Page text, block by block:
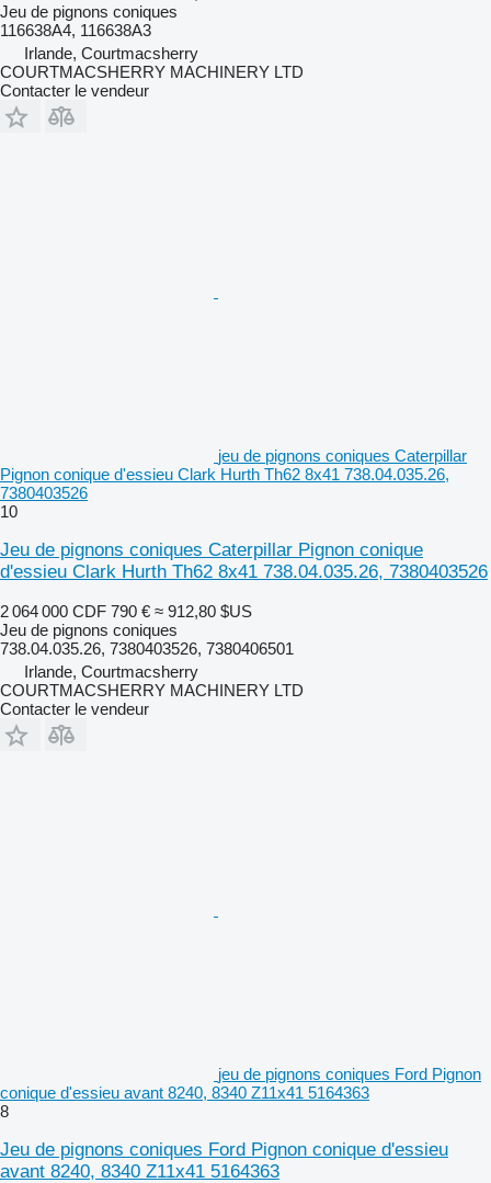
Jeu de pignons coniques
116638A4, 116638A3
Irlande, Courtmacsherry
COURTMACSHERRY MACHINERY LTD
Contacter le vendeur
jeu de pignons coniques Caterpillar
Pignon conique d'essieu Clark Hurth Th62 8x41 738.04.035.26,
7380403526
10
Jeu de pignons coniques Caterpillar Pignon conique
d'essieu Clark Hurth Th62 8x41 738.04.035.26, 7380403526
2 064 000 CDF 790 € ≈ 912,80 $US
Jeu de pignons coniques
738.04.035.26, 7380403526, 7380406501
Irlande, Courtmacsherry
COURTMACSHERRY MACHINERY LTD
Contacter le vendeur
jeu de pignons coniques Ford Pignon
conique d'essieu avant 8240, 8340 Z11x41 5164363
8
Jeu de pignons coniques Ford Pignon conique d'essieu
avant 8240, 8340 Z11x41 5164363